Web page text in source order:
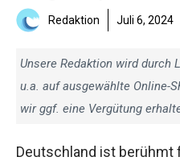
Redaktion Juli 6, 2024
Unsere Redaktion wird durch
u.a. auf ausgewählte Online-
wir ggf. eine Vergütung
Deutschland ist berühmt